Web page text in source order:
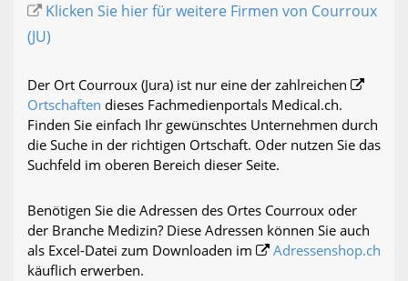
Klicken Sie hier für weitere Firmen von Courroux
(JU)
Der Ort Courroux (Jura) ist nur eine der zahlreichen
Ortschaften dieses Fachmedienportals Medical.ch.
Finden Sie einfach Ihr gewünschtes Unternehmen durch
die Suche in der richtigen Ortschaft. Oder nutzen Sie das
Suchfeld im oberen Bereich dieser Seite.
Benötigen Sie die Adressen des Ortes Courroux oder
der Branche Medizin? Diese Adressen können Sie auch
als Excel-Datei zum Downloaden im
Adressenshop.ch
käuflich erwerben.